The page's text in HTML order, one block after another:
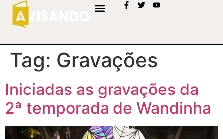
Tag: Gravações
Iniciadas as gravações da
2ª temporada de Wandinha